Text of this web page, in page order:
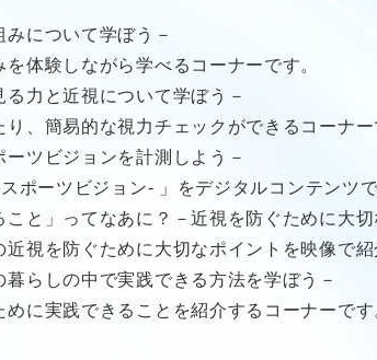
について学ぼう－
体験しながら学べるコーナーです。
力と近視について学ぼう－
、簡易的な視力チェックができるコーナー
ツビジョンを計測しよう－
ポーツビジョン- 」をデジタルコンテンツ
と」ってなあに？－近視を防ぐために大切
視を防ぐために大切なポイントを映像で紹
らしの中で実践できる方法を学ぼう－
に実践できることを紹介するコーナーです